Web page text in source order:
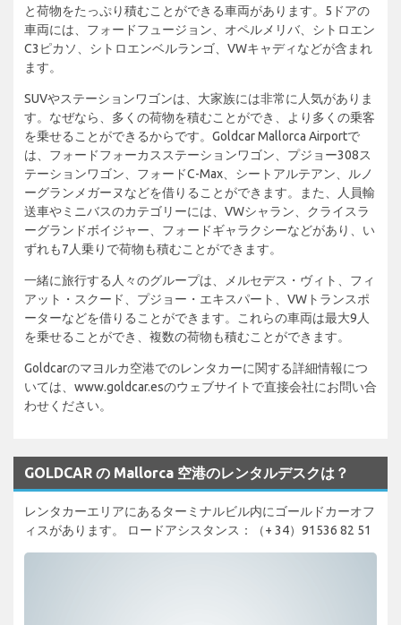
と荷物をたっぷり積むことができる車両があります。5ドアの
車両には、フォードフュージョン、オペルメリバ、シトロエン
C3ピカソ、シトロエンベルランゴ、VWキャディなどが含まれ
ます。
SUVやステーションワゴンは、大家族には非常に人気がありま
す。なぜなら、多くの荷物を積むことができ、より多くの乗客
を乗せることができるからです。Goldcar Mallorca Airportで
は、フォードフォーカスステーションワゴン、プジョー308ス
テーションワゴン、フォードC-Max、シートアルテアン、ルノ
ーグランメガーヌなどを借りることができます。また、人員輸
送車やミニバスのカテゴリーには、VWシャラン、クライスラ
ーグランドボイジャー、フォードギャラクシーなどがあり、い
ずれも7人乗りで荷物も積むことができます。
一緒に旅行する人々のグループは、メルセデス・ヴィト、フィ
アット・スクード、プジョー・エキスパート、VWトランスポ
ーターなどを借りることができます。これらの車両は最大9人
を乗せることができ、複数の荷物も積むことができます。
Goldcarのマヨルカ空港でのレンタカーに関する詳細情報につ
いては、www.goldcar.esのウェブサイトで直接会社にお問い合
わせください。
GOLDCAR の Mallorca 空港のレンタルデスクは？
レンタカーエリアにあるターミナルビル内にゴールドカーオフ
ィスがあります。 ロードアシスタンス：（+ 34）91536 82 51